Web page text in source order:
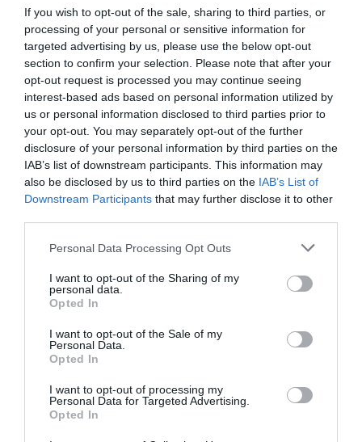
If you wish to opt-out of the sale, sharing to third parties, or
processing of your personal or sensitive information for
targeted advertising by us, please use the below opt-out
section to confirm your selection. Please note that after your
opt-out request is processed you may continue seeing
interest-based ads based on personal information utilized by
us or personal information disclosed to third parties prior to
your opt-out. You may separately opt-out of the further
disclosure of your personal information by third parties on the
IAB’s list of downstream participants. This information may
also be disclosed by us to third parties on the IAB’s List of
Downstream Participants that may further disclose it to other
Please note that this website/app uses one or more Google
not limited to your visit or usage behaviour. You may click to
grant or deny consent to Google and its third-party tags to
use your data for below specified purposes in below Google
consent section.
Personal Data Processing Opt Outs
I want to opt-out of the Sharing of my
personal data.
Opted In
I want to opt-out of the Sale of my
Personal Data.
Opted In
I want to opt-out of processing my
Personal Data for Targeted Advertising.
Opted In
Η λειτουργία στα κλειδιά του
αυτοκινήτου που λίγοι οδηγοί
γνωρίζουν και είναι πολύ χρήσιμη
το καλοκαίρι
05.08.2026 | 20:20
Καθαρό και άφθονο νερό σε αυτή
την περιοχή της Εύβοιας
05.08.2026 | 20:00
προκάλεσε αναστάτωση στην
05.08.2026 | 19:40
Διέρρηξαν σπίτι 95χρονης και
προκάλεσαν σοβαρές ζημιές σε
ταβέρνα
Ο απόλυτος οδηγός για να ζήσεις
τη Σαντορίνη από τη θάλασσα
Όλες οι τελευταίες ειδήσεις
ΠΕΡΙΣΣΟΤΕΡΑ ΑΠΟ ΚΟΙΝΩΝΙΑ
Κοριτσάκι βρέθηκε
μόνο στους δρόμους –
25χρονο πατέρα του
Σοκ σε επαρχιακό
πάνω σε στροφή
(βίντεο)